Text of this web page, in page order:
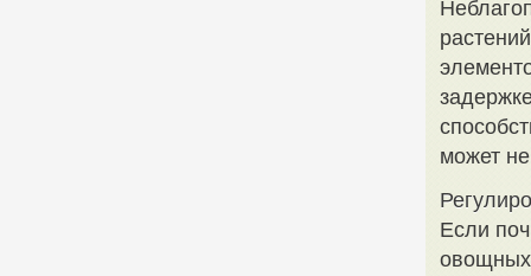
может
Если
овощных